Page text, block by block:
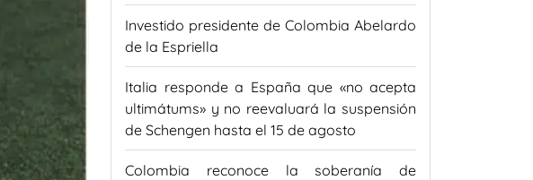
Investido presidente de Colombia Abelardo
de la Espriella
Italia responde a España que «no acepta
ultimátums» y no reevaluará la suspensión
de Schengen hasta el 15 de agosto
Colombia reconoce la soberanía de